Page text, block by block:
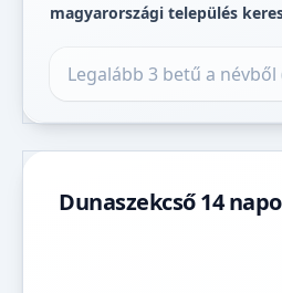
magyarországi település
Dunaszekcső 14